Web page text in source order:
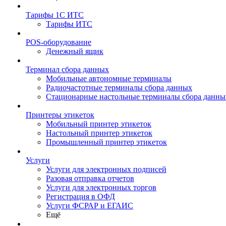
Тарифы 1С ИТС
Тарифы ИТС
POS-оборудование
Денежный ящик
Терминал сбора данных
Мобильные автономные терминалы
Радиочастотные терминалы сбора данных
Стационарные настольные терминалы сбора
Принтеры этикеток
Мобильный принтер этикеток
Настольный принтер этикеток
Промышленный принтер этикеток
Услуги
Услуги для электронных подписей
Разовая отправка отчетов
Услуги для электронных торгов
Регистрация в ОФД
Услуги ФСРАР и ЕГАИС
Ещё